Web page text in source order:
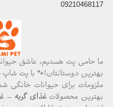
ما حامی پت هستیم، عاشق
بهترین دوستانتان!🐾 با پت
ملزومات برای حیوانات خانگی
بهترین محصولاتغذای گربه –
09210468117